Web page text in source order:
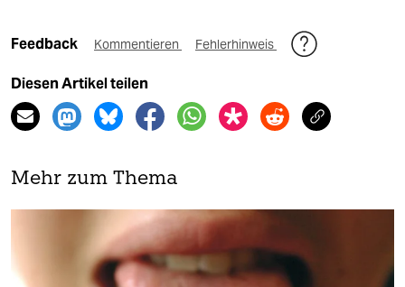
Feedback Kommentieren Fehlerhinweis
Diesen Artikel teilen
Mehr zum Thema